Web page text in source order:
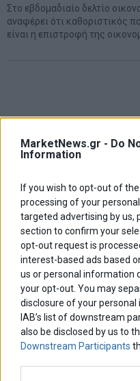
MarketNews.gr - Do
Information
If you wish to opt-out of
processing of your
targeted advertising by us,
section to confirm your
opt-out request is
interest-based ads based
us or personal information
your opt-out. You may
disclosure of your
IAB’s list of downstream
also be disclosed by us to
Downstream Participants
Στο εβδομαδιαίο δελτίο
αναφέρει ότι καθοριστικός
είναι η επιστροφή της
ΑΡΘΡΟΓΡΑΦΟΙ
Ελευθερία